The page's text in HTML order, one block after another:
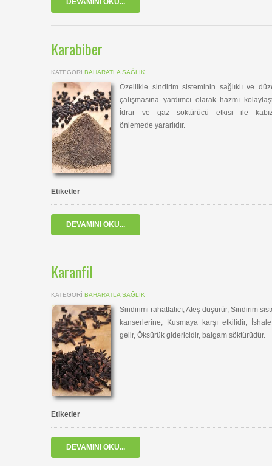
DEVAMINI OKU...
Karabiber
KATEGORI BAHARATLA SAĞLIK
Özellikle sindirim sisteminin sağlıklı ve
çalışmasına yardımcı olarak hazmı
İdrar ve gaz söktürücü etkisi ile
önlemede yararlıdır.
Etiketler
DEVAMINI OKU...
Karanfil
KATEGORI BAHARATLA SAĞLIK
Sindirimi rahatlatıcı; Ateş düşürür, Sindirim
kanserlerine, Kusmaya karşı etkilidir,
gelir, Öksürük gidericidir, balgam söktürüdür.
Etiketler
DEVAMINI OKU...